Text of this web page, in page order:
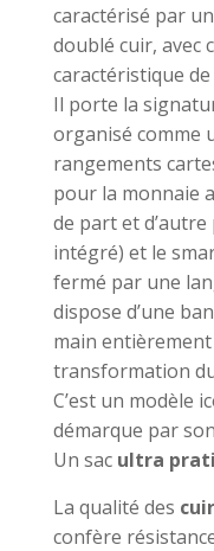
caractérisé par
doublé cuir, avec
caractéristique de
Il porte la
organisé comme
rangements
pour la monnaie
de part et
intégré) et le
fermé par une
dispose d’une
main
transformation
C’est un modèle
démarque par
Un sac ultra
La qualité des
confère